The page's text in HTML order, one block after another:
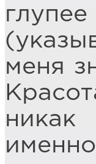
меня